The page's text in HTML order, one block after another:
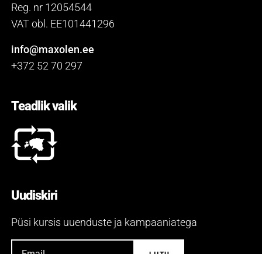
Reg. nr 12054544
VAT obl. EE101441296
info@maxolen.ee
+372 52 70 297
Teadlik valik
Uudiskiri
Püsi kursis uuenduste ja kampaaniatega